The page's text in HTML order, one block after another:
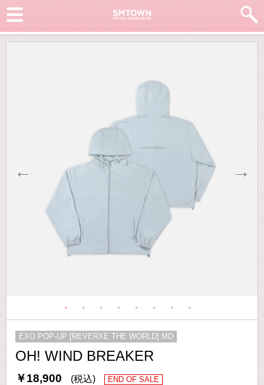
OH! WIND BREAKER
￥18,900 (税込) END OF SALE
EXO POP-UP [REVERXE THE WORLD] MD